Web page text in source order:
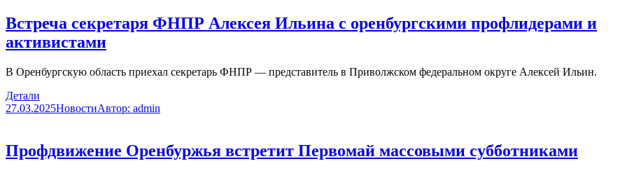
Встреча секретаря ФНПР Алексея Ильина с оренбургскими профлидерами и
активистами
В Оренбургскую область приехал секретарь ФНПР — представитель в Приволжском федеральном округе Алексей Ильин.
Детали
27.03.2025НовостиАвтор: admin
Профдвижение Оренбуржья встретит Первомай массовыми субботниками